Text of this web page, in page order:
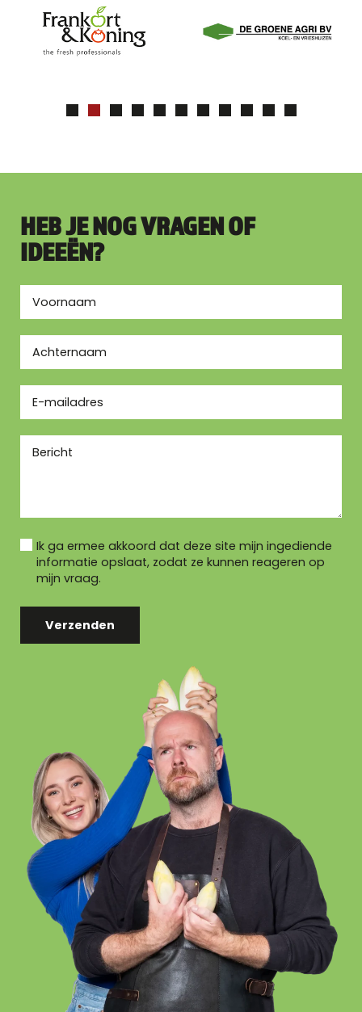
HEB JE NOG VRAGEN OF
IDEEËN?
Ik ga ermee akkoord dat deze site mijn ingediende
informatie opslaat, zodat ze kunnen reageren op
mijn vraag.
Verzenden